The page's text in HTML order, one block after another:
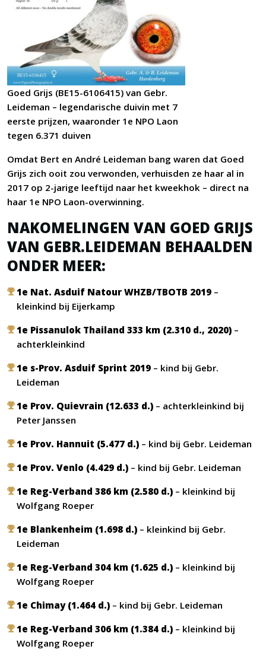
Goed Grijs (BE15-6106415) van Gebr.
Leideman – legendarische duivin met 7
eerste prijzen, waaronder 1e NPO Laon
tegen 6.371 duiven
Omdat Bert en André Leideman bang waren dat Goed
Grijs zich ooit zou verwonden, verhuisden ze haar al in
2017 op 2-jarige leeftijd naar het kweekhok – direct na
haar 1e NPO Laon-overwinning.
NAKOMELINGEN VAN GOED GRIJS
VAN GEBR.LEIDEMAN BEHAALDEN
ONDER MEER:
1e Nat. Asduif Natour WHZB/TBOTB 2019 –
kleinkind bij Eijerkamp
1e Pissanulok Thailand 333 km (2.310 d., 2020) –
achterkleinkind
1e s-Prov. Asduif Sprint 2019 – kind bij Gebr.
Leideman
1e Prov. Quievrain (12.633 d.) – achterkleinkind bij
Peter Janssen
1e Prov. Hannuit (5.477 d.) – kind bij Gebr. Leideman
1e Prov. Venlo (4.429 d.) – kind bij Gebr. Leideman
1e Reg-Verband 386 km (2.580 d.) – kleinkind bij
Wolfgang Roeper
1e Blankenheim (1.698 d.) – kleinkind bij Gebr.
Leideman
1e Reg-Verband 304 km (1.625 d.) – kleinkind bij
Wolfgang Roeper
1e Chimay (1.464 d.) – kind bij Gebr. Leideman
1e Reg-Verband 306 km (1.384 d.) – kleinkind bij
Wolfgang Roeper